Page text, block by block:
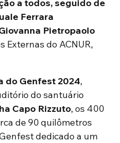
a todos, seguido de
Ferrara
Pietropaolo
Externas do ACNUR,
do Genfest 2024,
do santuário
Capo Rizzuto, os 400
de 90 quilômetros
dedicado a um